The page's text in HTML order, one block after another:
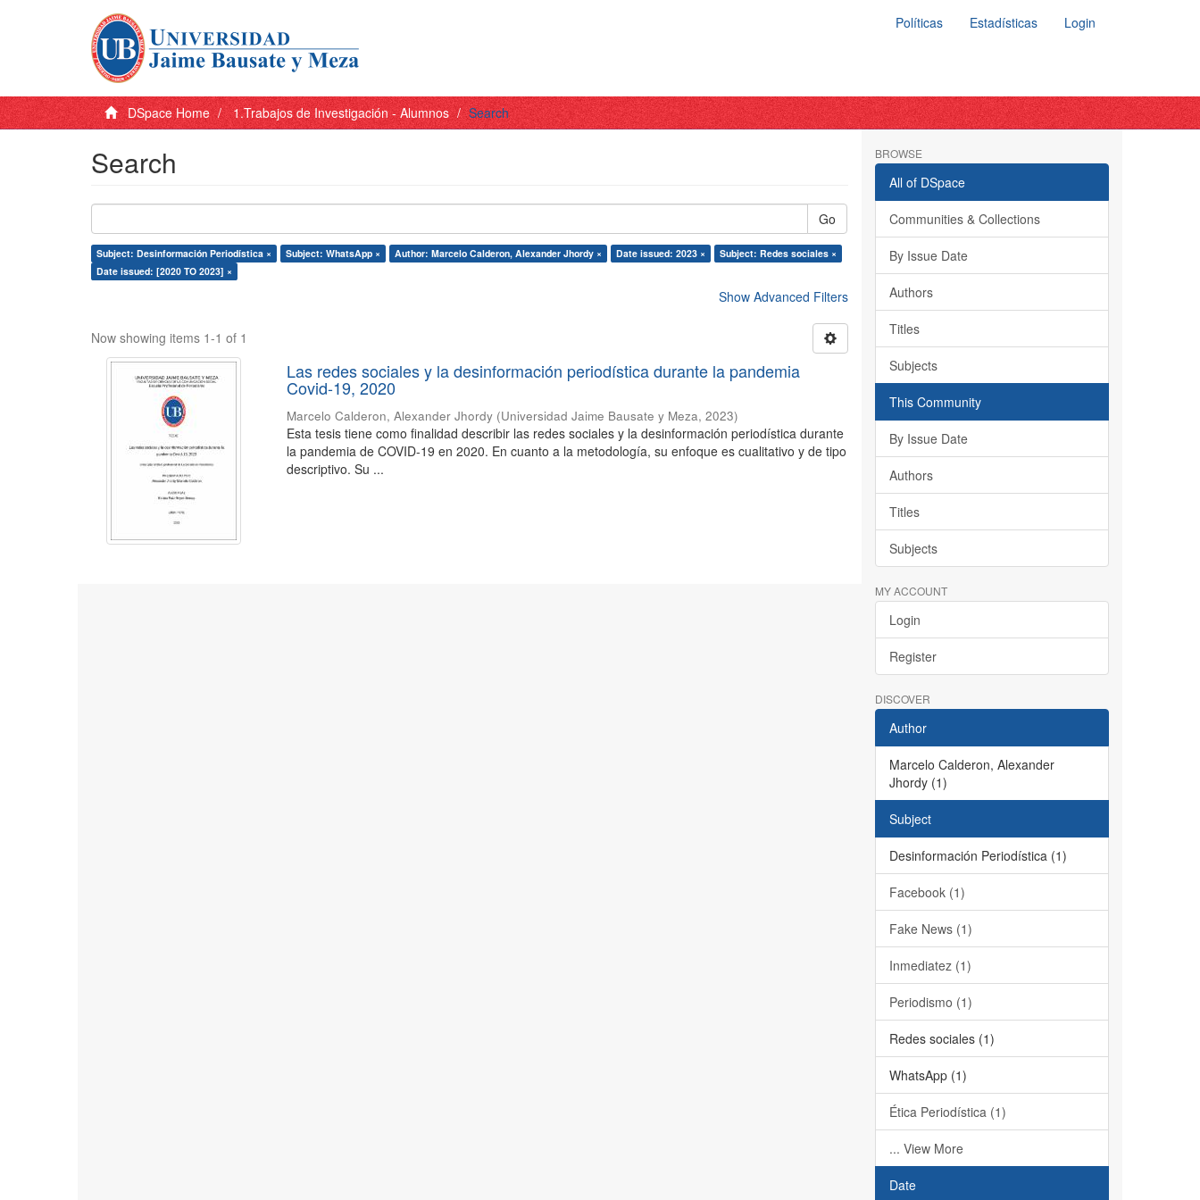
Políticas Estadísticas Login
DSpace Home 1.Trabajos de Investigación - Alumnos Search
Search
Go
Subject: Desinformación Periodística × Subject: WhatsApp × Author: Marcelo Calderon, Alexander Jhordy × Date issued: 2023 ×
Subject: Redes sociales ×
Date issued: [2020 TO 2023] ×
Show Advanced Filters
Now showing items 1-1 of 1
Las redes sociales y la desinformación periodística durante la pandemia
Covid-19, 2020
Marcelo Calderon, Alexander Jhordy (Universidad Jaime Bausate y Meza,2023)
Esta tesis tiene como finalidad describir las redes sociales y la desinformación periodística durante
la pandemia de COVID-19 en 2020. En cuanto a la metodología, su enfoque es cualitativo y de tipo
descriptivo. Su ...
BROWSE
All of DSpace
Communities & Collections
By Issue Date
Authors
Titles
Subjects
This Community
By Issue Date
Authors
Titles
Subjects
MY ACCOUNT
Login
Register
DISCOVER
Author
Marcelo Calderon, Alexander
Jhordy (1)
Subject
Desinformación Periodística (1)
Facebook (1)
Fake News (1)
Inmediatez (1)
Periodismo (1)
Redes sociales (1)
WhatsApp (1)
Ética Periodística (1)
... View More
Date